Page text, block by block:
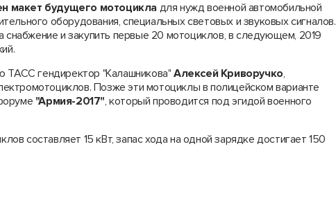
макет будущего мотоцикла для нужд военной автомобильной
оборудования, специальных световых и звуковых сигналов.
снабжение и закупить первые 20 мотоциклов, в следующем, 2019
ТАСС гендиректор "Калашникова" Алексей Криворучко,
Позже эти мотоциклы в полицейском варианте
"Армия-2017", который проводится под эгидой военного
составляет 15 кВт, запас хода на одной зарядке достигает 150